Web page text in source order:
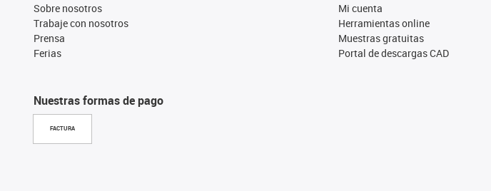
Sobre nosotros
Trabaje con nosotros
Prensa
Ferias
Nuestras formas de pago
FACTURA
Mi cuenta
Herramientas online
Muestras gratuitas
Portal de descargas CAD